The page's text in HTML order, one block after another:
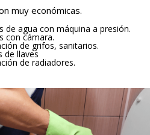
muy económicas.
de agua con máquina a presión.
con cámara.
de grifos, sanitarios.
de llaves
de radiadores.